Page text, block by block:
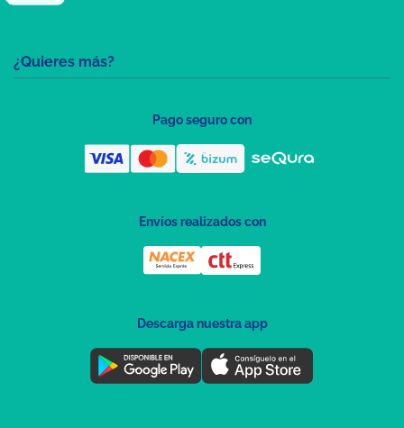
¿Quieres más?
Pago seguro con
Envíos realizados con
Descarga nuestra app